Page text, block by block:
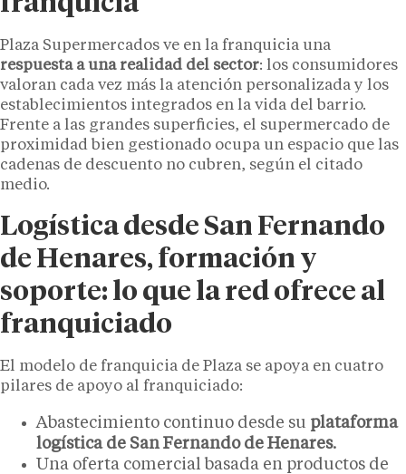
Plaza Supermercados ve en la franquicia una
respuesta a una realidad del sector: los consumidores
valoran cada vez más la atención personalizada y los
establecimientos integrados en la vida del barrio.
Frente a las grandes superficies, el supermercado de
proximidad bien gestionado ocupa un espacio que las
cadenas de descuento no cubren, según el citado
medio.
Logística desde San Fernando
de Henares, formación y
soporte: lo que la red ofrece al
franquiciado
El modelo de franquicia de Plaza se apoya en cuatro
pilares de apoyo al franquiciado:
Abastecimiento continuo desde su plataforma
logística de San Fernando de Henares.
Una oferta comercial basada en productos de